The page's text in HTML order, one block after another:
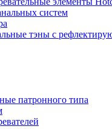
систем
тэны с
патронного типа